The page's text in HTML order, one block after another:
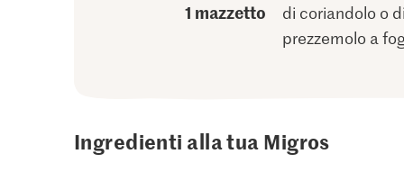
1 mazzetto
di coriandolo o di
prezzemolo a
Ingredienti alla tua Migros